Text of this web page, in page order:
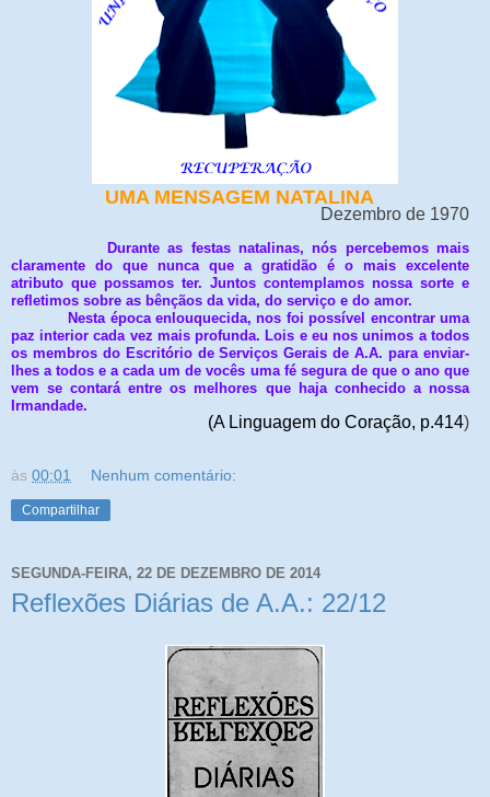
UMA MENSAGEM NATALINA
Dezembro de 1970
Durante as festas natalinas, nós percebemos mais
claramente do que nunca que a gratidão é o mais excelente
atributo que possamos ter. Juntos contemplamos nossa sorte e
refletimos sobre as bênçãos da vida, do serviço e do amor.
Nesta época enlouquecida, nos foi possível encontrar uma
paz interior cada vez mais profunda. Lois e eu nos unimos a todos
os membros do Escritório de Serviços Gerais de A.A. para enviar-
lhes a todos e a cada um de vocês uma fé segura de que o ano que
vem se contará entre os melhores que haja conhecido a nossa
Irmandade.
(A Linguagem do Coração, p.414)
às 00:01 Nenhum comentário:
Compartilhar
SEGUNDA-FEIRA, 22 DE DEZEMBRO DE 2014
Reflexões Diárias de A.A.: 22/12